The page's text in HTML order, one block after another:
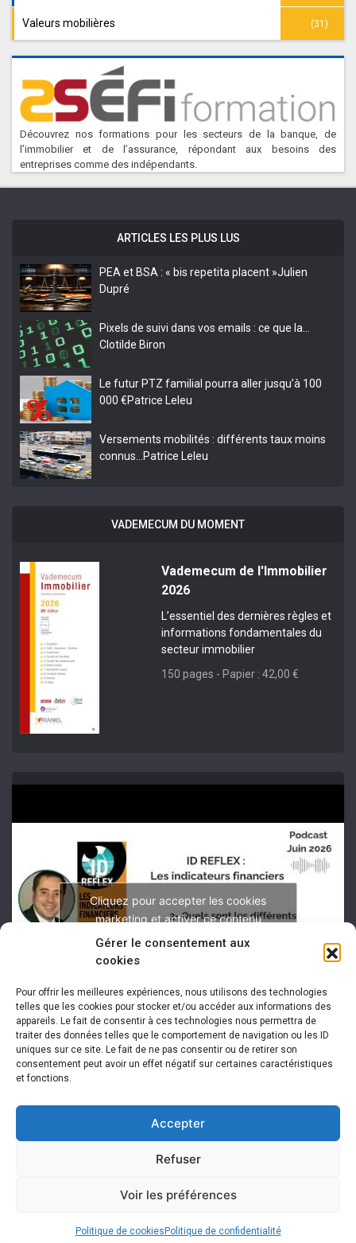
Gérer le consentement aux
cookies
Pour offrir les meilleures expériences, nous utilisons des technologies
telles que les cookies pour stocker et/ou accéder aux informations des
appareils. Le fait de consentir à ces technologies nous permettra de
traiter des données telles que le comportement de navigation ou les ID
uniques sur ce site. Le fait de ne pas consentir ou de retirer son
consentement peut avoir un effet négatif sur certaines caractéristiques
et fonctions.
Accepter
Refuser
Voir les préférences
Politique de cookies Politique de confidentialité
Valeurs mobilières (31)
Découvrez nos formations pour les secteurs de la banque, de
l’immobilier et de l’assurance, répondant aux besoins des
entreprises comme des indépendants.
ARTICLES LES PLUS LUS
PEA et BSA : « bis repetita placent »Julien
Dupré
Pixels de suivi dans vos emails : ce que la…
Clotilde Biron
Le futur PTZ familial pourra aller jusqu’à 100
000 €Patrice Leleu
Versements mobilités : différents taux moins
connus…Patrice Leleu
VADEMECUM DU MOMENT
Vademecum de l'Immobilier
2026
L’essentiel des dernières règles et
informations fondamentales du
secteur immobilier
150 pages - Papier : 42,00 €
Cliquez pour accepter les cookies
marketing et activer ce contenu
Mentions légales|Politique de confidentialité|Plan du site